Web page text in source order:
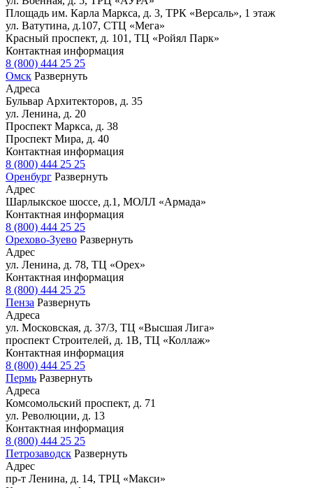
Площадь им. Карла Маркса, д. 3, ТРК «Версаль», 1 этаж
ул. Ватутина, д.107, СТЦ «Мега»
Красный проспект, д. 101, ТЦ «Ройял Парк»
Контактная информация
8 (800) 444 25 25
Омск Развернуть
Адреса
Бульвар Архитекторов, д. 35
ул. Ленина, д. 20
Проспект Маркса, д. 38
Проспект Мира, д. 40
Контактная информация
8 (800) 444 25 25
Оренбург Развернуть
Адрес
Шарлыкское шоссе, д.1, МОЛЛ «Армада»
Контактная информация
8 (800) 444 25 25
Орехово-Зуево Развернуть
Адрес
ул. Ленина, д. 78, ТЦ «Орех»
Контактная информация
8 (800) 444 25 25
Пенза Развернуть
Адреса
ул. Московская, д. 37/3, ТЦ «Высшая Лига»
проспект Строителей, д. 1В, ТЦ «Коллаж»
Контактная информация
8 (800) 444 25 25
Пермь Развернуть
Адреса
Комсомольский проспект, д. 71
ул. Революции, д. 13
Контактная информация
8 (800) 444 25 25
Петрозаводск Развернуть
Адрес
пр-т Ленина, д. 14, ТРЦ «Макси»